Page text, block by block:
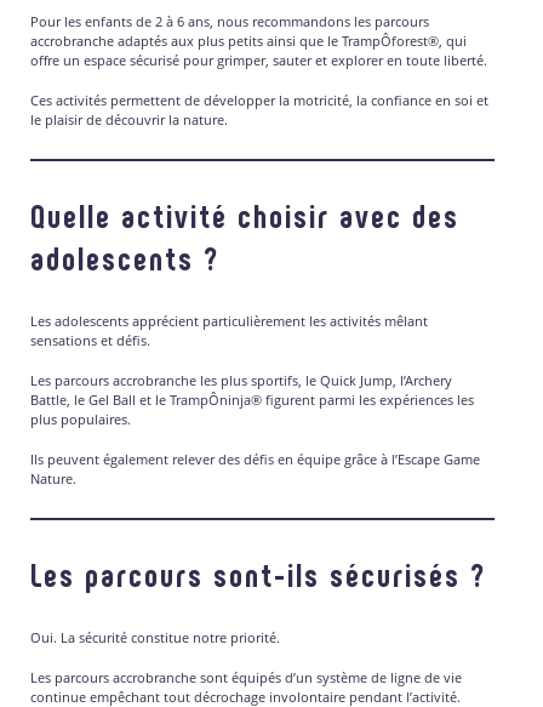
Pour les enfants de 2 à 6 ans, nous recommandons les parcours
accrobranche adaptés aux plus petits ainsi que le TrampÔforest®, qui
offre un espace sécurisé pour grimper, sauter et explorer en toute liberté.
Ces activités permettent de développer la motricité, la confiance en soi et
le plaisir de découvrir la nature.
Quelle activité choisir avec des
adolescents ?
Les adolescents apprécient particulièrement les activités mêlant
sensations et défis.
Les parcours accrobranche les plus sportifs, le Quick Jump, l’Archery
Battle, le Gel Ball et le TrampÔninja® figurent parmi les expériences les
plus populaires.
Ils peuvent également relever des défis en équipe grâce à l’Escape Game
Nature.
Les parcours sont-ils sécurisés ?
Oui. La sécurité constitue notre priorité.
Les parcours accrobranche sont équipés d’un système de ligne de vie
continue empêchant tout décrochage involontaire pendant l’activité.